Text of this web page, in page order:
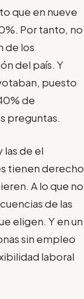
que en nueve
Por tanto, no
de los
del país. Y
puesto
de
preguntas.
las de el
tienen derecho
A lo que no
de las
eligen. Y en un
sin empleo
laboral